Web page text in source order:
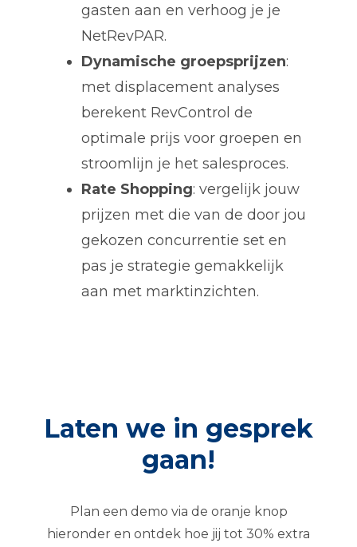
gasten aan en verhoog je je
NetRevPAR.
Dynamische groepsprijzen:
met displacement analyses
berekent RevControl de
optimale prijs voor groepen en
stroomlijn je het salesproces.
Rate Shopping: vergelijk jouw
prijzen met die van de door jou
gekozen concurrentie set en
pas je strategie gemakkelijk
aan met marktinzichten.
Laten we in gesprek
gaan!
Plan een demo via de oranje knop
hieronder en ontdek hoe jij tot 30% extra